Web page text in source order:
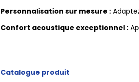
Personnalisation sur mesure :
Confort acoustique exceptionnel :
Catalogue produit